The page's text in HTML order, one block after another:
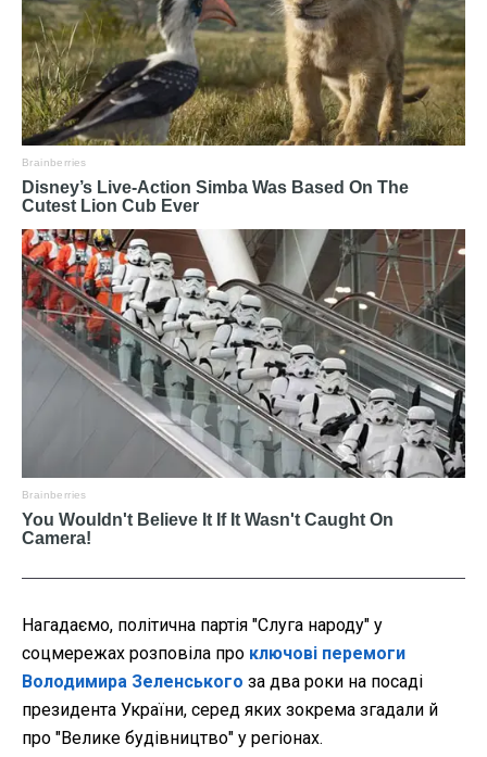
Нагадаємо, політична партія "Слуга народу" у
соцмережах розповіла про ключові перемоги
Володимира Зеленського за два роки на посаді
президента України, серед яких зокрема згадали й
про "Велике будівництво" у регіонах.